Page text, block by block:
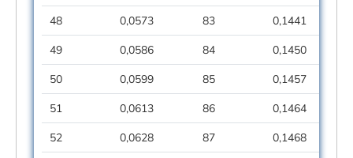
48
0,0573 83
0,1441
49
0,0586 84
0,1450
50
0,0599 85
0,1457
51
0,0613 86
0,1464
52
0,0628 87
0,1468